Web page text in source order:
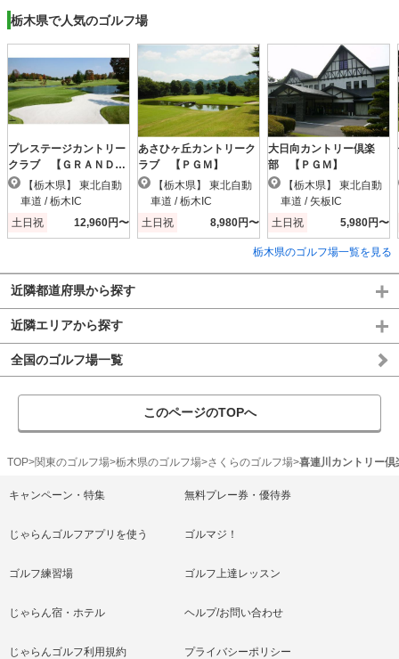
栃木県で人気のゴルフ場
プレステージカントリー
クラブ 【ＧＲＡＮＤ
ＰＧＭ】
車道 / 栃木IC
土日祝
12,960円〜
あさひヶ丘カントリーク
ラブ 【ＰＧＭ】
車道 / 栃木IC
土日祝
8,980円〜
大日向カントリー倶楽
部 【ＰＧＭ】
車道 / 矢板IC
土日祝
5,980円〜
栃木県のゴルフ場一覧を見る
近隣都道府県から探す
近隣エリアから探す
全国のゴルフ場一覧
このページのTOPへ
TOP 関東のゴルフ場 栃木県のゴルフ場 さくらのゴルフ場 喜連川カントリー
キャンペーン・特集 無料プレー券・優待券
じゃらんゴルフアプリを使う ゴルマジ！
ゴルフ練習場 ゴルフ上達レッスン
じゃらん宿・ホテル ヘルプ/お問い合わせ
じゃらんゴルフ利用規約 プライバシーポリシー